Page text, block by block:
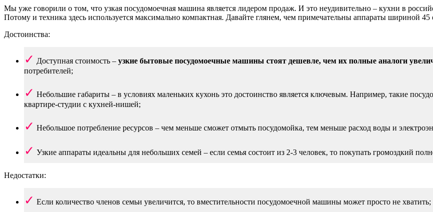
Мы уже говорили о том, что узкая посудомоечная машина является лидером продаж. И это неудивительно – кухни в
Потому и техника здесь используется максимально компактная. Давайте глянем, чем примечательны аппараты шириной 45
Достоинства:
Доступная стоимость – узкие бытовые посудомоечные машины стоят дешевле, чем их полные аналоги
потребителей;
Небольшие габариты – в условиях маленьких кухонь это достоинство является ключевым. Например, такие
квартире-студии с кухней-нишей;
Небольшое потребление ресурсов – чем меньше сможет отмыть посудомойка, тем меньше расход воды и
Узкие аппараты идеальны для небольших семей – если семья состоит из 2-3 человек, то покупать громоздкий
Недостатки:
Если количество членов семьи увеличится, то вместительности посудомоечной машины может просто не хватить;